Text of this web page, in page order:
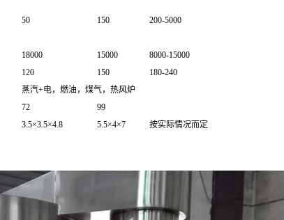
50 150 200-5000
18000 15000
8000-15000
120
150
180-240
蒸汽+电，燃油，煤气，热风炉
72
99
3.5×3.5×4.8
5.5×4×7 按实际情况而定